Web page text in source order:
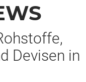
Devisen in